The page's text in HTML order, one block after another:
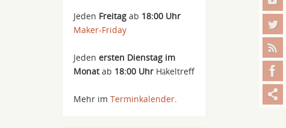
Jeden Freitag ab 18:00 Uhr
Maker-Friday
Jedenersten Dienstag im
Monatab 18:00 Uhr Häkeltreff
Mehr imTerminkalender.